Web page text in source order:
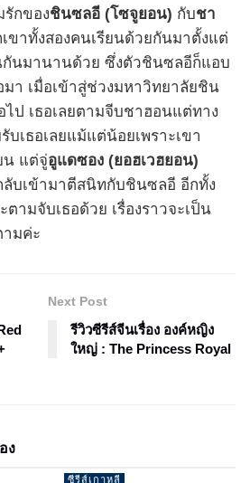
รักของชินซลอี (โซจูยอน) กับชา
ขาทั้งสองคนเรียนด้วยกันมาตั้งแต่
กันมานานด้วย ซึ่งตัวชินซลอีก็แอบ
า เมื่อเข้าสู่ช่วงมหาวิทยาลัยชิน
ป เธอเลยตามจีบชาฮอนแต่ทาง
เธอเลยแม้แต่น้อยเพราะเขา
น แต่จู่อูแดซอง (ยอฮเวฮยอน)
ลับเข้ามาตีสนิทกับชินซลอี อีกทั้ง
ตามจับเธอด้วย เรื่องราวจะเป็น
ามค่ะ
Next Post
รีวิวซีรีส์จีนเรื่อง องค์หญิง
ใหญ่ : The Princess Royal
ง
ซีรีส์เกาหลี